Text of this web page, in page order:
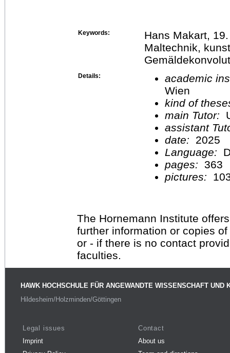
Keywords:
Hans Makart,
Maltechnik,
Details:
academic
Wien
kind of
main Tutor:
assistant
date:
2025
Language:
pages: 363
pictures:
The Hornemann Institute
further information or copies
or - if there is no contact
faculties.
HAWK HOCHSCHULE FÜR ANGEWANDTE WISSENSCHAFT UND
Hildesheim/Holzminden/Göttingen
Legal issues
Imprint
Contact
About us